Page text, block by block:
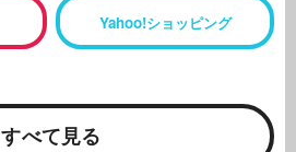
Yahoo!ショッピング
すべて見る